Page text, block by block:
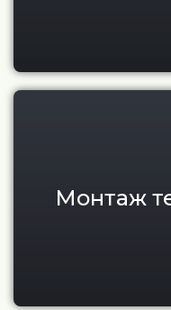
Монтаж